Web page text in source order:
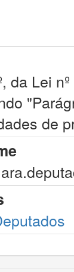
da Lei
de